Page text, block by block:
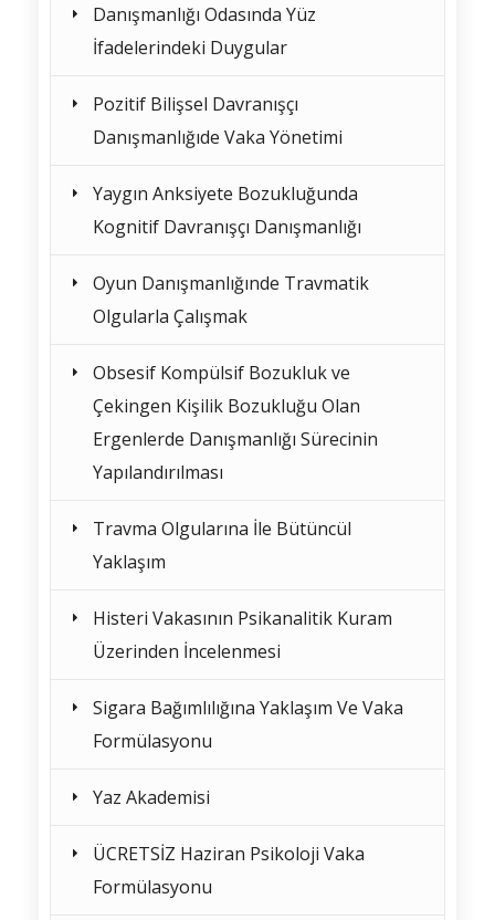
Danışmanlığı Odasında Yüz
İfadelerindeki Duygular
Pozitif Bilişsel Davranışçı
Danışmanlığıde Vaka Yönetimi
Yaygın Anksiyete Bozukluğunda
Kognitif Davranışçı Danışmanlığı
Oyun Danışmanlığınde Travmatik
Olgularla Çalışmak
Obsesif Kompülsif Bozukluk ve
Çekingen Kişilik Bozukluğu Olan
Ergenlerde Danışmanlığı Sürecinin
Yapılandırılması
Travma Olgularına İle Bütüncül
Yaklaşım
Histeri Vakasının Psikanalitik Kuram
Üzerinden İncelenmesi
Sigara Bağımlılığına Yaklaşım Ve Vaka
Formülasyonu
Yaz Akademisi
ÜCRETSİZ Haziran Psikoloji Vaka
Formülasyonu